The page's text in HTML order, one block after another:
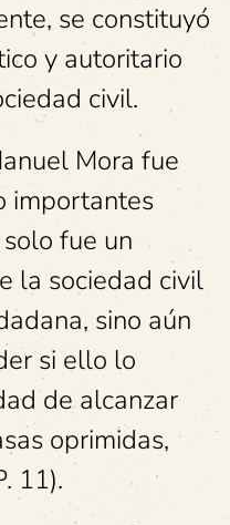
se constituyó
y autoritario
civil.
Mora fue
importantes
fue un
la sociedad civil
sino aún
si ello lo
de alcanzar
oprimidas,
11).